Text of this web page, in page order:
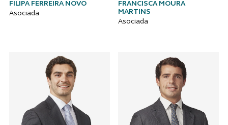
FILIPA FERREIRA NOVO
Asociada
FRANCISCA MOURA
MARTINS
Asociada